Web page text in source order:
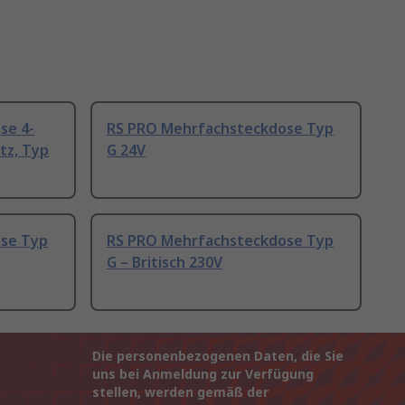
4-
Typ
RS PRO Mehrfachsteckdose Typ
G 24V
Typ
RS PRO Mehrfachsteckdose Typ
G – Britisch 230V
Die personenbezogenen Daten, die Sie
uns bei Anmeldung zur Verfügung
stellen, werden gemäß der